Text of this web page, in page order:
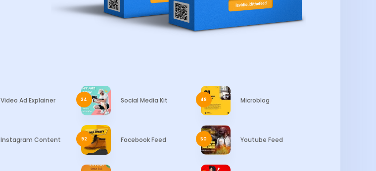
Video Ad Explainer 34 Social Media Kit 48 Microblog
Instagram Content 92 Facebook Feed 50 Youtube Feed